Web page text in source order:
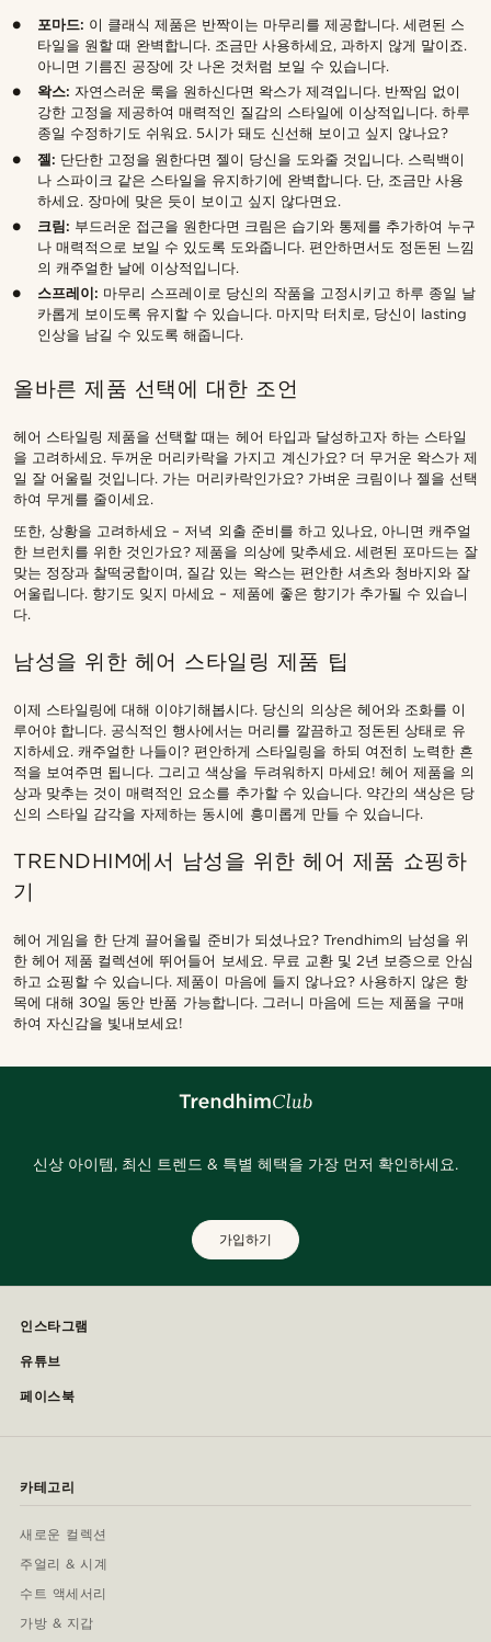
포마드: 이 클래식 제품은 반짝이는 마무리를 제공합니다. 세련된 스
타일을 원할 때 완벽합니다. 조금만 사용하세요, 과하지 않게 말이죠.
아니면 기름진 공장에 갓 나온 것처럼 보일 수 있습니다.
왁스: 자연스러운 룩을 원하신다면 왁스가 제격입니다. 반짝임 없이
강한 고정을 제공하여 매력적인 질감의 스타일에 이상적입니다. 하루
종일 수정하기도 쉬워요. 5시가 돼도 신선해 보이고 싶지 않나요?
젤: 단단한 고정을 원한다면 젤이 당신을 도와줄 것입니다. 스릭백이
나 스파이크 같은 스타일을 유지하기에 완벽합니다. 단, 조금만 사용
하세요. 장마에 맞은 듯이 보이고 싶지 않다면요.
크림: 부드러운 접근을 원한다면 크림은 습기와 통제를 추가하여 누구
나 매력적으로 보일 수 있도록 도와줍니다. 편안하면서도 정돈된 느낌
의 캐주얼한 날에 이상적입니다.
스프레이: 마무리 스프레이로 당신의 작품을 고정시키고 하루 종일 날
카롭게 보이도록 유지할 수 있습니다. 마지막 터치로, 당신이 lasting
인상을 남길 수 있도록 해줍니다.
올바른 제품 선택에 대한 조언
헤어 스타일링 제품을 선택할 때는 헤어 타입과 달성하고자 하는 스타일
을 고려하세요. 두꺼운 머리카락을 가지고 계신가요? 더 무거운 왁스가 제
일 잘 어울릴 것입니다. 가는 머리카락인가요? 가벼운 크림이나 젤을 선택
하여 무게를 줄이세요.
또한, 상황을 고려하세요 – 저녁 외출 준비를 하고 있나요, 아니면 캐주얼
한 브런치를 위한 것인가요? 제품을 의상에 맞추세요. 세련된 포마드는 잘
맞는 정장과 찰떡궁합이며, 질감 있는 왁스는 편안한 셔츠와 청바지와 잘
어울립니다. 향기도 잊지 마세요 – 제품에 좋은 향기가 추가될 수 있습니
다.
남성을 위한 헤어 스타일링 제품 팁
이제 스타일링에 대해 이야기해봅시다. 당신의 의상은 헤어와 조화를 이
루어야 합니다. 공식적인 행사에서는 머리를 깔끔하고 정돈된 상태로 유
지하세요. 캐주얼한 나들이? 편안하게 스타일링을 하되 여전히 노력한 흔
적을 보여주면 됩니다. 그리고 색상을 두려워하지 마세요! 헤어 제품을 의
상과 맞추는 것이 매력적인 요소를 추가할 수 있습니다. 약간의 색상은 당
신의 스타일 감각을 자제하는 동시에 흥미롭게 만들 수 있습니다.
TRENDHIM에서 남성을 위한 헤어 제품 쇼핑하
기
헤어 게임을 한 단계 끌어올릴 준비가 되셨나요? Trendhim의 남성을 위
한 헤어 제품 컬렉션에 뛰어들어 보세요. 무료 교환 및 2년 보증으로 안심
하고 쇼핑할 수 있습니다. 제품이 마음에 들지 않나요? 사용하지 않은 항
목에 대해 30일 동안 반품 가능합니다. 그러니 마음에 드는 제품을 구매
하여 자신감을 빛내보세요!
신상 아이템, 최신 트렌드 & 특별 혜택을 가장 먼저 확인하세요.
가입하기
인스타그램
유튜브
페이스북
카테고리
새로운 컬렉션
주얼리 & 시계
수트 액세서리
가방 & 지갑